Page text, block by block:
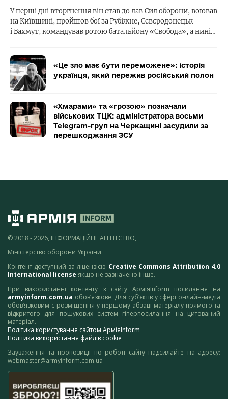
У перші дні вторгнення він став до лав Сил оборони, воював
на Київщині, пройшов бої за Рубіжне, Сєвєродонецьк
і Бахмут, командував ротою батальйону «Свобода», а нині…
«Це зло має бути переможене»: історія
українця, який пережив російський полон
«Хмарами» та «грозою» позначали
військових ТЦК: адміністратора восьми
Telegram-груп на Черкащині засудили за
перешкоджання ЗСУ
© 2018 - 2026, ІНФОРМАЦІЙНЕ АГЕНТСТВО,
Міністерство оборони України
Контент доступний за ліцензією Creative Commons Attribution 4.0
International license якщо не зазначено інше.
При використанні контенту з сайту АрміяInform посилання на
armyinform.com.ua обов’язкове. Для суб’єктів у сфері онлайн-медіа
обов’язковим є розміщення у першому абзаці матеріалу прямого та
відкритого для пошукових систем гіперпосилання на цитований
матеріал.
Політика користування сайтом АрміяInform
Політика використання файлів cookie
Зауваження та пропозиції по роботі сайту надсилайте на адресу:
webmaster@armyinform.com.ua